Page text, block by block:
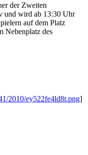
der Zweiten
und wird ab 13:30 Uhr
auf dem Platz
Nebenplatz des
2010/ey522fe4ld8t.png]